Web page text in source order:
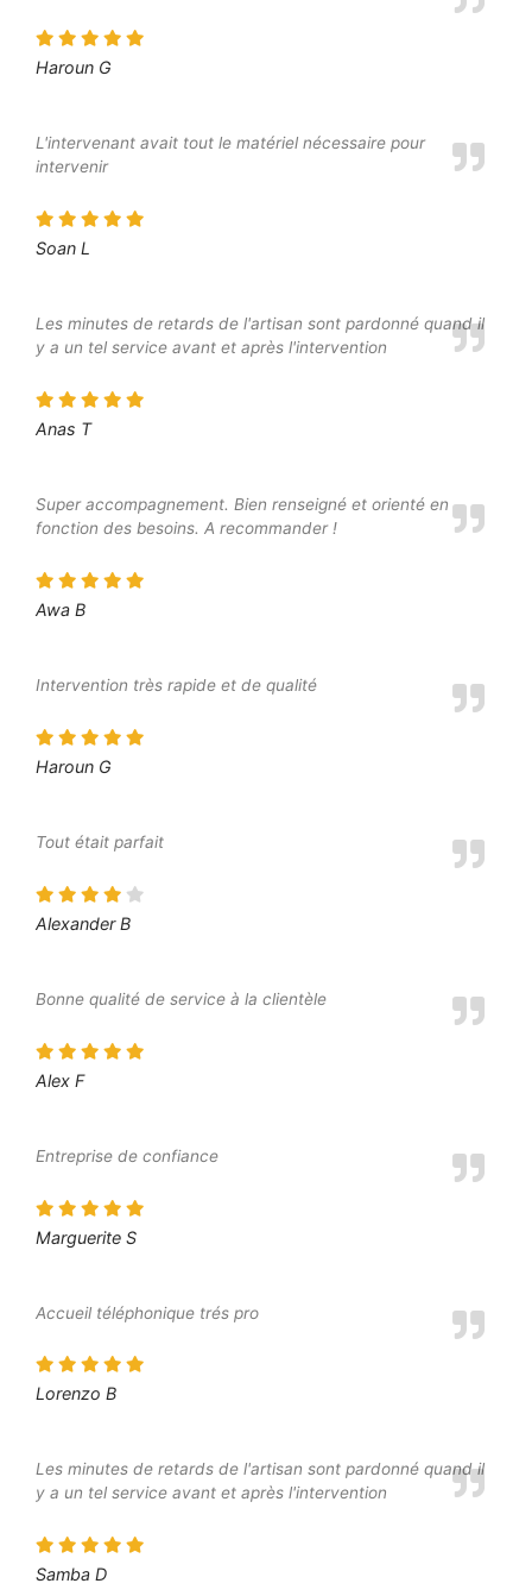
Haroun G
L'intervenant avait tout le matériel nécessaire pour
intervenir
Soan L
Les minutes de retards de l'artisan sont pardonné quand il
y a un tel service avant et après l'intervention
Anas T
Super accompagnement. Bien renseigné et orienté en
fonction des besoins. A recommander !
Awa B
Intervention très rapide et de qualité
Haroun G
Tout était parfait
Alexander B
Bonne qualité de service à la clientèle
Alex F
Entreprise de confiance
Marguerite S
Accueil téléphonique trés pro
Lorenzo B
Les minutes de retards de l'artisan sont pardonné quand il
y a un tel service avant et après l'intervention
Samba D